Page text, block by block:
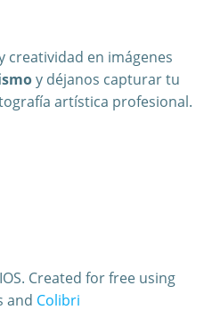
creatividad en imágenes
y déjanos capturar tu
artística profesional.
Created for free using
and Colibri